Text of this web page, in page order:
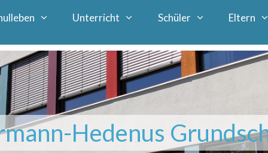
Unterricht Schüler Eltern